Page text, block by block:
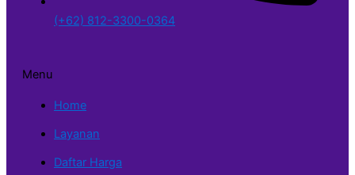
(+62) 812-3300-0364
Menu
Home
Layanan
Daftar Harga